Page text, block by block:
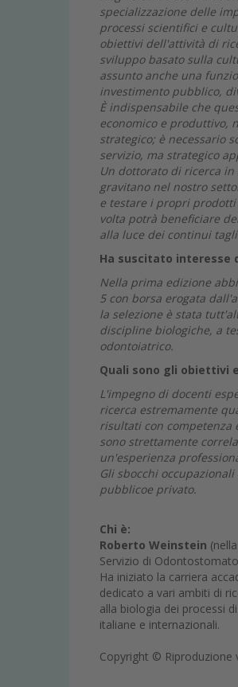
specializzazione delle
processi scientifici e
obiettivi dell'attività di
sviluppo basato sulla
assunto anche una
investimento pubblico,
È indispensabile che
economico e produttivo,
strategico; è necessario
servizio, ma strategico
Un dottorato di ricerca
gravitano nel nostro
e testare i propri
volta potrà beneficiare
alla luce dei continui
Ha suscitato interesse
Nella prima edizione
5 con borsa erogata
la selezione è stata
discipline biologiche, a
odontoiatrico.
Quali sono gli obiettivi
L'impegno di docenti
ricerca estremamente
risultati con competenza
sono strettamente
un'esperienza
Gli sbocchi
pubblicoe privato.
Chi è:
Roberto Weinstein
Servizio di
Ha iniziato la carriera
dedicato a vari ambiti di
alla biologia dei processi
italiane e internazionali.
Copyright © Riproduzione